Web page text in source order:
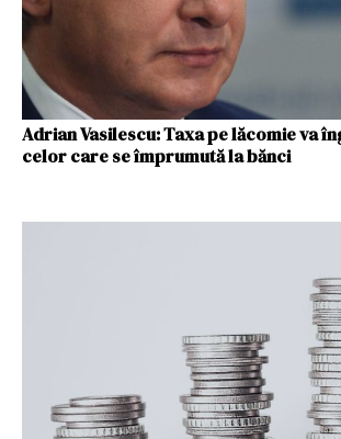
Adrian Vasilescu: Taxa pe lăcomie va
celor care se împrumută la bănci